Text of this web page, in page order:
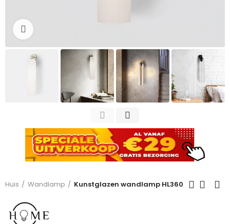
Huis Wandlamp Kunstglazen wandlamp HL360